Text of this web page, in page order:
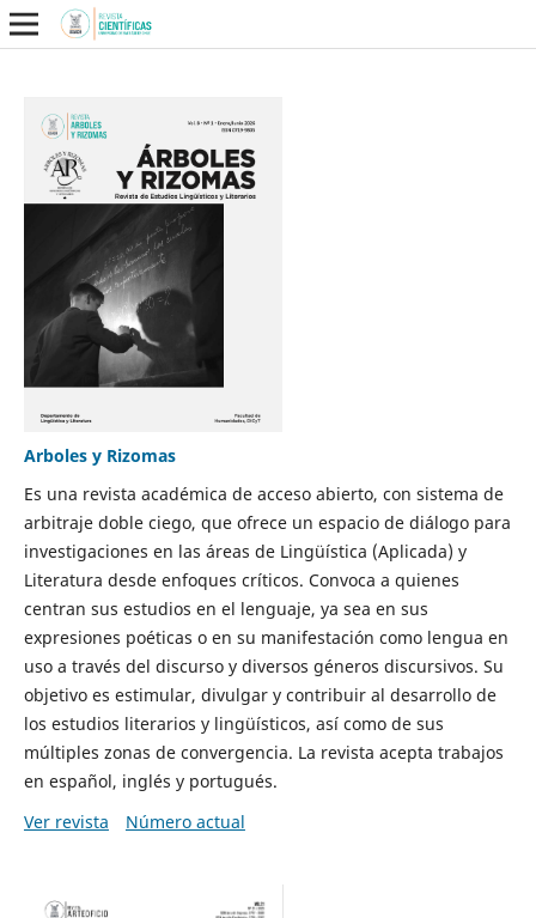
Arboles y Rizomas
Es una revista académica de acceso abierto, con sistema de
arbitraje doble ciego, que ofrece un espacio de diálogo para
investigaciones en las áreas de Lingüística (Aplicada) y
Literatura desde enfoques críticos. Convoca a quienes
centran sus estudios en el lenguaje, ya sea en sus
expresiones poéticas o en su manifestación como lengua en
uso a través del discurso y diversos géneros discursivos. Su
objetivo es estimular, divulgar y contribuir al desarrollo de
los estudios literarios y lingüísticos, así como de sus
múltiples zonas de convergencia. La revista acepta trabajos
en español, inglés y portugués.
Ver revista
Número actual